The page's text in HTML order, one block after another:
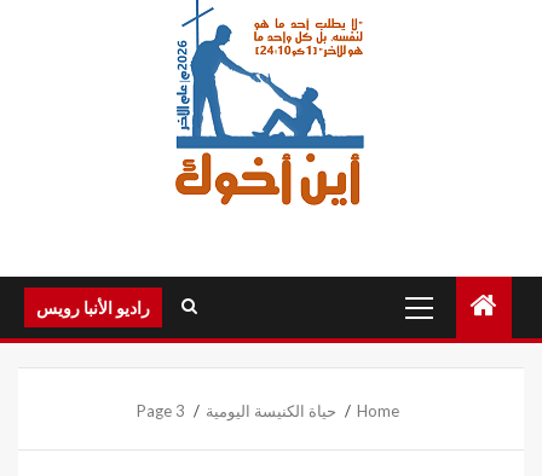
Menu
راديو الأنبا رويس
Home حياة الكنيسة اليومية Page 3